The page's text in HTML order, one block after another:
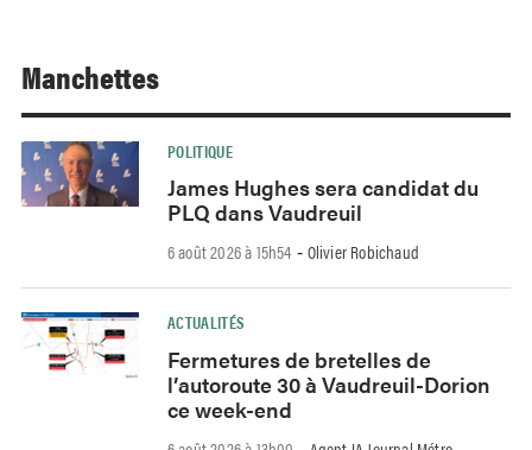
Manchettes
POLITIQUE
James Hughes sera candidat du
PLQ dans Vaudreuil
6 août 2026 à 15h54 - Olivier Robichaud
ACTUALITÉS
Fermetures de bretelles de
l’autoroute 30 à Vaudreuil-Dorion
ce week-end